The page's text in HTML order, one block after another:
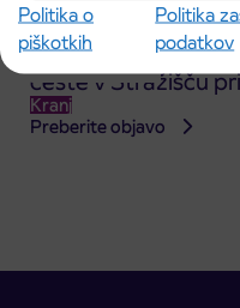
Politika o
piškotkih
Politika
podatkov
Obvestilo o popolni
ceste v Stražišču
Kranj
Preberite objavo